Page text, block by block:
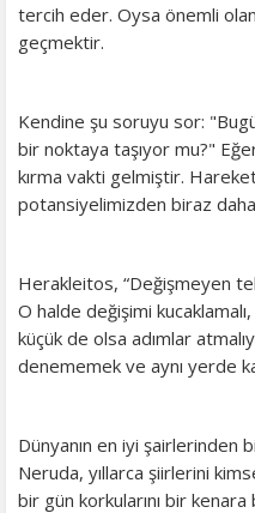
tercih eder. Oysa önemli
geçmektir.
Kendine şu soruyu sor:
bir noktaya taşıyor mu?"
kırma vakti gelmiştir.
potansiyelimizden biraz daha
Herakleitos, “Değişmeyen
O halde değişimi
küçük de olsa adımlar
denememek ve aynı yerde
Dünyanın en iyi şairlerinden
Neruda, yıllarca şiirlerini
bir gün korkularını bir kenara